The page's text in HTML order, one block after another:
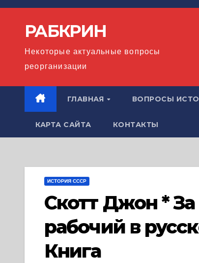
Перейти
содержимомуРАБКРИН
Некоторые актуальные вопросы
реорганизации
ГЛАВНАЯ ВОПРОСЫ
КАРТА САЙТА КОНТАКТЫ
ИСТОРИЯ СССР
Скотт Джон *
рабочий в
Книга